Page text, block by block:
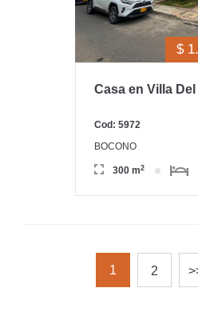
$
Casa en Villa
Cod: 5972
BOCONO
300 m2
1 2